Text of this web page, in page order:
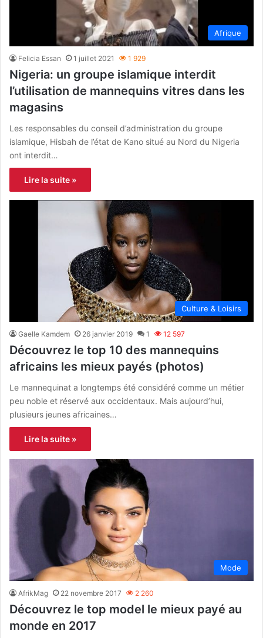
Afrique
Felicia Essan 1 juillet 2021 1 929
Nigeria: un groupe islamique interdit
l’utilisation de mannequins vitres dans les
magasins
Les responsables du conseil d’administration du groupe
islamique, Hisbah de l’état de Kano situé au Nord du Nigeria
ont interdit…
Lire la suite »
Culture & Loisirs
Gaelle Kamdem 26 janvier 2019 1 12 597
Découvrez le top 10 des mannequins
africains les mieux payés (photos)
Le mannequinat a longtemps été considéré comme un métier
peu noble et réservé aux occidentaux. Mais aujourd’hui,
plusieurs jeunes africaines…
Lire la suite »
Mode
AfrikMag 22 novembre 2017 2 260
Découvrez le top model le mieux payé au
monde en 2017